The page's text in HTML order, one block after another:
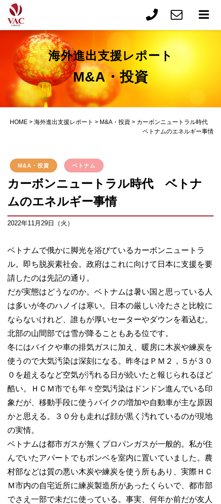
海外進出支援レポート
M&A・投資
HOME > 海外進出支援レポート > M&A・投資 > カーボンニュートラル時代
ベトナムのエネルギー事情
M&A・投資 ベトナム
カーボンニュートラル時代 ベトナ
ムのエネルギー事情
2022年11月29日（火）
ベトナムで俄かに脚光を浴びているカーボンニュートラ
ル。即ち脱炭素社会。政府はこれに向けて日本に支援を要
請したのは先記の通り。
だが実態はどうなのか。ベトナムは暑い国と思っている人
は多いが冬のハノイは寒い。日本の厳しい冷たさと比較に
ならないけれど、誰もが厚いセーターやダウンを着込む。
北部の山間部では雪が降ることもある位です。
冬にはバイクや車の排気ガスに加え、暖房に木炭や練炭を
使うので大気汚染は深刻になる。昨冬はＰＭ２，５が３０
０を超えるなど空気が汚れる日が続いたと報じられるほど
酷い。ＨＣＭ市でも年々空気汚染はドンドン進んでいる印
象だが、移動手段に使うバイクの増加や自動車が主な原因
かと思える。３０分も走れば顔が黒く汚れているのが現地
の実情。
ベトナムは都市ガスが無くプロパンガスが一般的。私が住
んでいたアパートでもボンベを室内に置いていました。農
村部などは質の悪い木炭や練炭を使う所もあり、実際ＨＣ
Ｍ市内の自宅近所に練炭製造所があったくらいで、都市部
でさえ一部で未だに使っている。事実、何年か前だが友人